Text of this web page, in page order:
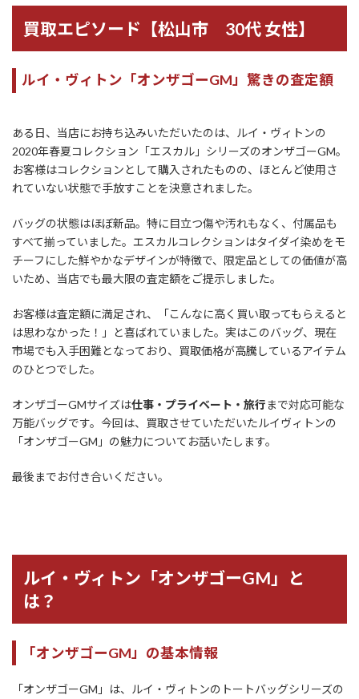
買取エピソード【松山市 30代 女性】
ルイ・ヴィトン「オンザゴーGM」驚きの査定額
ある日、当店にお持ち込みいただいたのは、ルイ・ヴィトンの
2020年春夏コレクション「エスカル」シリーズのオンザゴーGM。
お客様はコレクションとして購入されたものの、ほとんど使用さ
れていない状態で手放すことを決意されました。
バッグの状態はほぼ新品。特に目立つ傷や汚れもなく、付属品も
すべて揃っていました。エスカルコレクションはタイダイ染めをモ
チーフにした鮮やかなデザインが特徴で、限定品としての価値が高
いため、当店でも最大限の査定額をご提示しました。
お客様は査定額に満足され、「こんなに高く買い取ってもらえると
は思わなかった！」と喜ばれていました。実はこのバッグ、現在
市場でも入手困難となっており、買取価格が高騰しているアイテム
のひとつでした。
オンザゴーGMサイズは仕事・プライベート・旅行まで対応可能な
万能バッグです。今回は、買取させていただいたルイヴィトンの
「オンザゴーGM」の魅力についてお話いたします。
最後までお付き合いください。
ルイ・ヴィトン「オンザゴーGM」と
は？
「オンザゴーGM」の基本情報
「オンザゴーGM」は、ルイ・ヴィトンのトートバッグシリーズの